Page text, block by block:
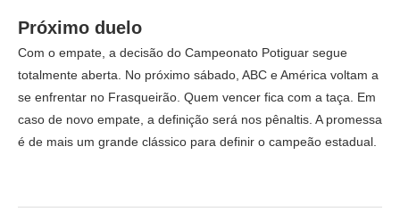
Próximo duelo
Com o empate, a decisão do Campeonato Potiguar segue
totalmente aberta. No próximo sábado, ABC e América voltam a
se enfrentar no Frasqueirão. Quem vencer fica com a taça. Em
caso de novo empate, a definição será nos pênaltis. A promessa
é de mais um grande clássico para definir o campeão estadual.